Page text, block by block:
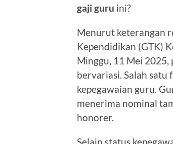
gaji guru ini?
Menurut keterangan
Kependidikan (GTK)
Minggu, 11 Mei 2025,
bervariasi. Salah
kepegawaian guru.
menerima nominal
honorer.
Selain status